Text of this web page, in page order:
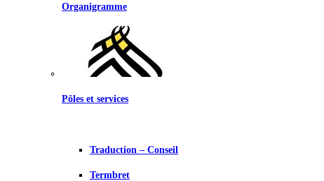
Organigramme
Pôles et services
Traduction – Conseil
Termbret